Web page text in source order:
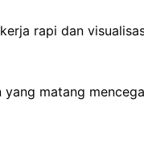
rapi dan
yang matang